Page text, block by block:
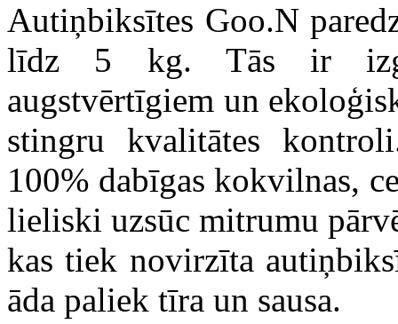
Autiņbiksītes Goo.N
līdz 5 kg. Tās ir
augstvērtīgiem un
stingru kvalitātes
100% dabīgas kokvilnas,
lieliski uzsūc mitrumu
kas tiek novirzīta
āda paliek tīra un sausa.